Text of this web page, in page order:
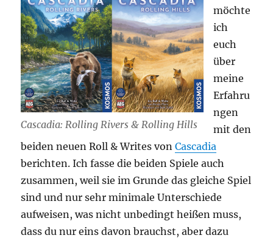
Cascadia: Rolling Rivers & Rolling Hills
möchte
ich
euch
über
meine
Erfahru
ngen
mit den
beiden neuen Roll & Writes vonCascadia
berichten. Ich fasse die beiden Spiele auch
zusammen, weil sie im Grunde das gleiche Spiel
sind und nur sehr minimale Unterschiede
aufweisen, was nicht unbedingt heißen muss,
dass du nur eins davon brauchst, aber dazu